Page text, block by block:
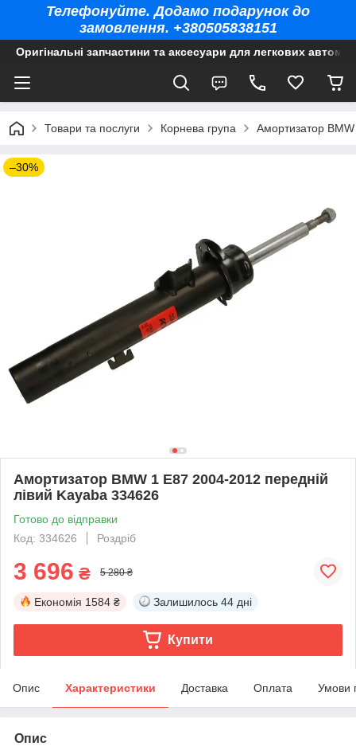
Телефонуйте. Додамо подарунок до
замовлення. +380505838151
Оригінальні запчастини та аксесуари для легкових
Товари та послуги Корнева група Амортизатор
–30%
Амортизатор BMW 1 E87 2004-2012 передній
лівий Kayaba 334626
Готово до відправки
Код: 334626
Роздріб
3 696 ₴ 5 280 ₴
Економія 1584 ₴ Залишилось 44 дні
Купити
Опис Характеристики Доставка Оплата Умови
Опис